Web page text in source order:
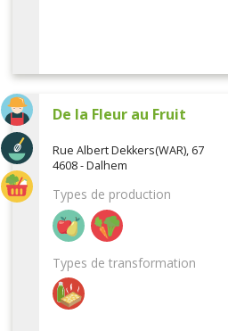
De la Fleur au Fruit
Rue Albert Dekkers(WAR), 67
4608 - Dalhem
Types de production
Types de transformation